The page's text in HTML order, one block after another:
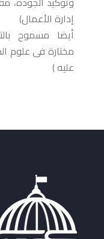
إدارة الأعمال)
أيضا مسموح
مختارة فى علوم
عليه )